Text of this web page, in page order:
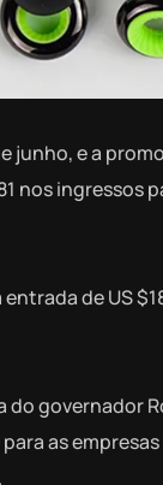
junho, e a
nos ingressos
de US
do governador
as empresas